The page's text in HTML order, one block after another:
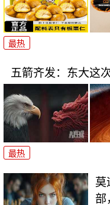
最热
五箭齐发：东大这
最热
莫
部